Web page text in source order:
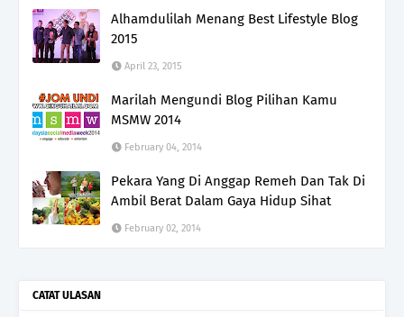
Alhamdulilah Menang Best Lifestyle Blog
2015
April 23, 2015
Marilah Mengundi Blog Pilihan Kamu
MSMW 2014
February 04, 2014
Pekara Yang Di Anggap Remeh Dan Tak Di
Ambil Berat Dalam Gaya Hidup Sihat
February 02, 2014
CATAT ULASAN